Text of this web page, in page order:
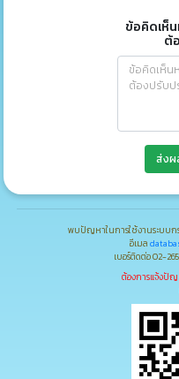
ข้อคิดเห็
ต้
ส่งผ
พบปัญหาในการใช้งานระบบ
อีเมล
เบอร์ติดต่อ 02-
ต้องการแจ้งปัญ